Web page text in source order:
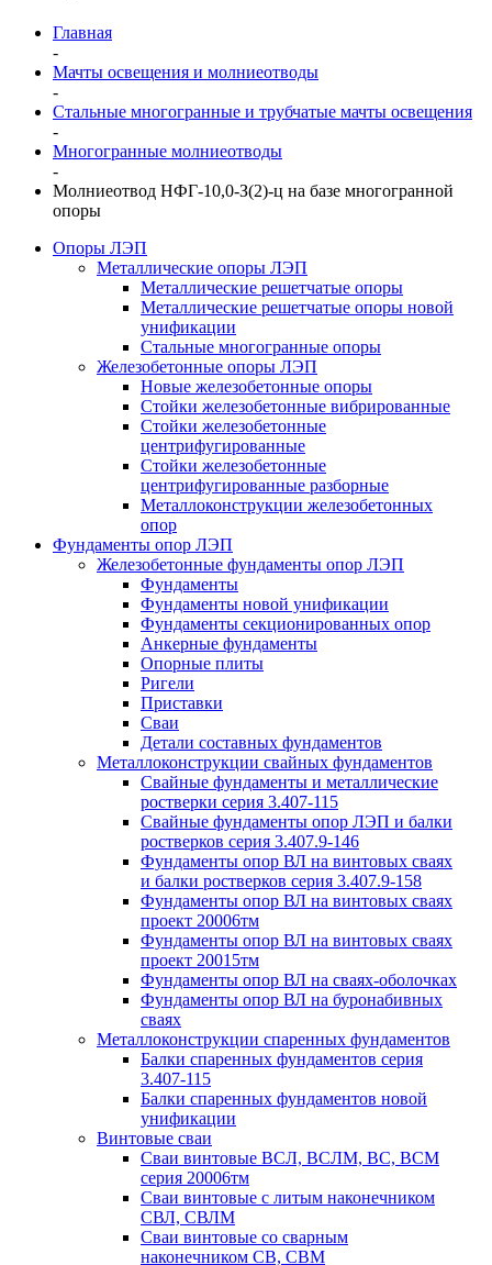
Главная
-
Мачты освещения и молниеотводы
-
Стальные многогранные и трубчатые мачты освещения
-
Многогранные молниеотводы
-
Молниеотвод НФГ-10,0-З(2)-ц на базе многогранной
опоры
Опоры ЛЭП
Металлические опоры ЛЭП
Металлические решетчатые опоры
Металлические решетчатые опоры новой
унификации
Стальные многогранные опоры
Железобетонные опоры ЛЭП
Новые железобетонные опоры
Стойки железобетонные вибрированные
Стойки железобетонные
центрифугированные
Стойки железобетонные
центрифугированные разборные
Металлоконструкции железобетонных
опор
Фундаменты опор ЛЭП
Железобетонные фундаменты опор ЛЭП
Фундаменты
Фундаменты новой унификации
Фундаменты секционированных опор
Анкерные фундаменты
Опорные плиты
Ригели
Приставки
Сваи
Детали составных фундаментов
Металлоконструкции свайных фундаментов
Свайные фундаменты и металлические
ростверки серия 3.407-115
Свайные фундаменты опор ЛЭП и балки
ростверков серия 3.407.9-146
Фундаменты опор ВЛ на винтовых сваях
и балки ростверков серия 3.407.9-158
Фундаменты опор ВЛ на винтовых сваях
проект 20006тм
Фундаменты опор ВЛ на винтовых сваях
проект 20015тм
Фундаменты опор ВЛ на сваях-оболочках
Фундаменты опор ВЛ на буронабивных
сваях
Металлоконструкции спаренных фундаментов
Балки спаренных фундаментов серия
3.407-115
Балки спаренных фундаментов новой
унификации
Винтовые сваи
Сваи винтовые ВСЛ, ВСЛМ, ВС, ВСМ
серия 20006тм
Сваи винтовые с литым наконечником
СВЛ, СВЛМ
Сваи винтовые со сварным
наконечником СВ, СВМ